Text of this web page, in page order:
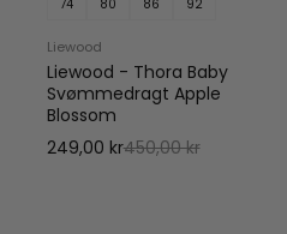
74 80 86 92
Liewood
Liewood - Thora Baby
Svømmedragt Apple
Blossom
249,00 kr450,00 kr